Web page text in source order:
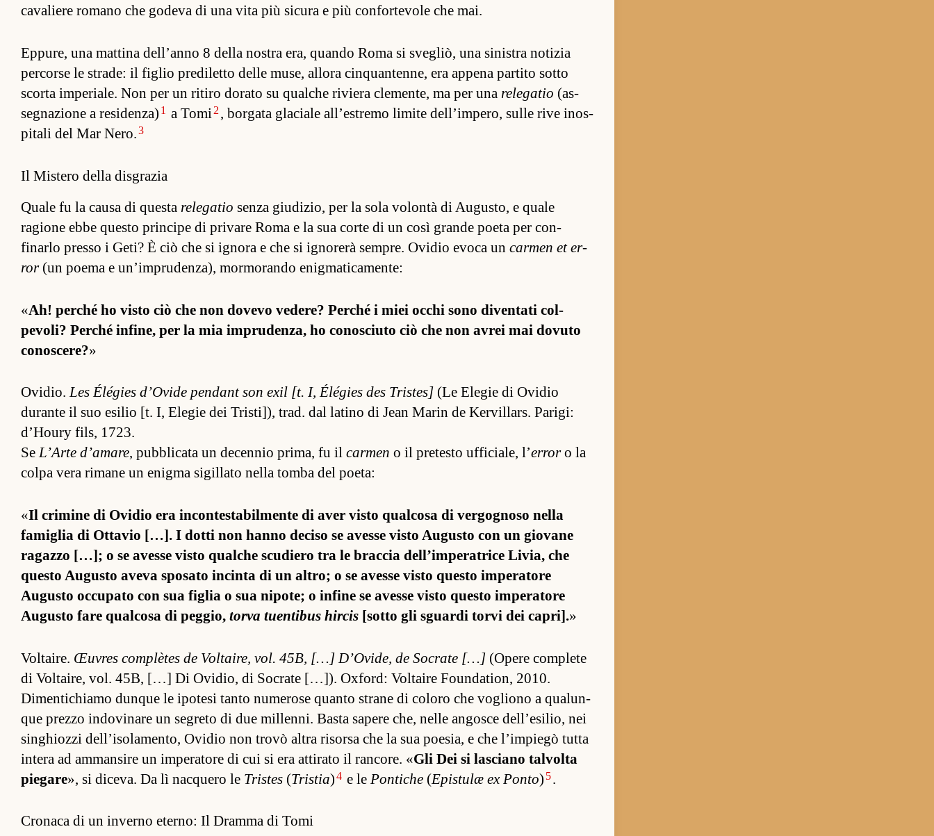
cavaliere romano che godeva di una vita più sicura e più con­for­tevole che mai.
Ep­pure, una mat­tina del­l’anno 8 della nos­tra era, quando Roma si svegliò, una sinis­tra notizia
per­corse le strade: il figlio pre­diletto delle muse, al­lora cin­quan­ten­ne, era ap­pena par­tito sotto
scorta im­periale. Non per un ritiro dorato su qual­che riviera clemen­te, ma per una relegatio (as­
segnazione a residen­za) 1 a Tomi2 , bor­gata glaciale al­l’es­tremo limite del­l’im­pero, sulle rive inos­
pitali del Mar Nero.3
Il Mistero della disgrazia
Quale fu la causa di questa relegatio senza giudizio, per la sola volontà di Augus­to, e quale
ragione ebbe questo prin­cipe di privare Roma e la sua corte di un così grande poeta per con­
finarlo presso i Geti? È ciò che si ignora e che si ignorerà sem­pre. Ovidio evoca un car­men et er­
ror(un poema e un’im­pruden­za), mor­morando enig­ma­ticamen­te:
«Ah! per­ché ho visto ciò che non dovevo vedere? Per­ché i miei oc­chi sono diven­tati col­
pevoli? Per­ché in­fine, per la mia im­pruden­za, ho co­nosciuto ciò che non avrei mai dovuto
co­noscere?»
Ovidio.Les Élégies d’Ovide pen­dant son exil [t. I, Élégies des Tris­tes] (Le Elegie di Ovidio
durante il suo esilio [t. I, Elegie dei Tris­ti]), trad. dal la­tino di Jean Marin de Ker­vil­lars. Pa­rigi:
d’Houry fils, 1723.
SeL’Arte d’amare, pub­blicata un decen­nio prima, fu il carmen o il pre­testo uf­ficiale, l’erroro la
colpa vera rimane un enigma sigil­lato nella tomba del poeta:
«Il crimine di Ovidio era in­con­tes­tabil­mente di aver visto qual­cosa di ver­gognoso nella
famiglia di Ot­tavio […]. I dotti non hanno deciso se avesse visto Augusto con un giovane
ragazzo […]; o se avesse visto qual­che scudiero tra le brac­cia del­l’im­pera­trice Livia, che
questo Augusto aveva sposato in­cinta di un al­tro; o se avesse visto questo im­pera­tore
Augusto oc­cupato con sua figlia o sua nipote; o in­fine se avesse visto questo im­pera­tore
Augusto fare qual­cosa di peg­gio, torva tuen­tibus hir­cis [sotto gli sguardi torvi dei ca­pri].»
Vol­taire. Œuvres com­plètes de Vol­taire, vol. 45B, […] D’Ovide, de Socrate […] (Opere com­plete
di Vol­taire, vol. 45B, […] Di Ovidio, di Socrate […]). Ox­ford: Vol­taire Foun­da­tion, 2010.
Dimen­tichiamo dun­que le ipotesi tanto numerose quanto strane di coloro che vogliono a qualun­
que prezzo in­dovinare un segreto di due mil­len­ni. Basta sapere che, nelle an­gosce del­l’esilio, nei
sin­ghiozzi del­l’isolamen­to, Ovidio non trovò al­tra risorsa che la sua poesia, e che l’im­piegò tutta
in­tera ad am­man­sire un im­pera­tore di cui si era at­tirato il ran­core. «Gli Dei si lasciano tal­volta
piegare», si diceva. Da lì nac­quero le Tristes (Tristia)4 e le Pontiche (Epis­tulæ ex Ponto) 5.
Cronaca di un inverno eterno: Il Dramma di Tomi